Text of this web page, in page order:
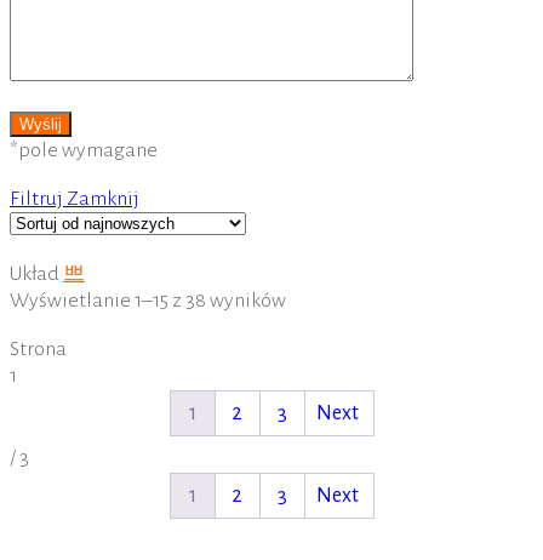
*pole wymagane
Filtruj Zamknij
Układ
Wyświetlanie 1–15 z 38 wyników
Strona
1
1
2 3 Next
/3
1
2 3 Next